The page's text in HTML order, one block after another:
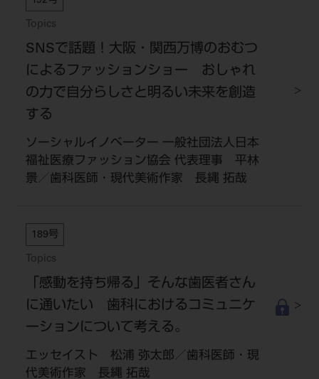
Topics
SNSで話題！大阪・関西万博のおむつ
によるファッションショー おしゃれ
の力で自分らしさと明るい未来を創造
する
ソーシャルイノベーター 一般社団法人日本
福祉医療ファッション協会 代表理事 平林
景／歯科医師・現代美術作家 長縄 拓哉
189号
Topics
「感動を持ち帰る」そんな歯医者さん
に通いたい 歯科におけるコミュニケ
ーションについて考える。
エッセイスト 松浦 弥太郎／歯科医師・現
代美術作家 長縄 拓哉